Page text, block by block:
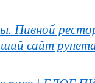
Пивной
сайт рунета